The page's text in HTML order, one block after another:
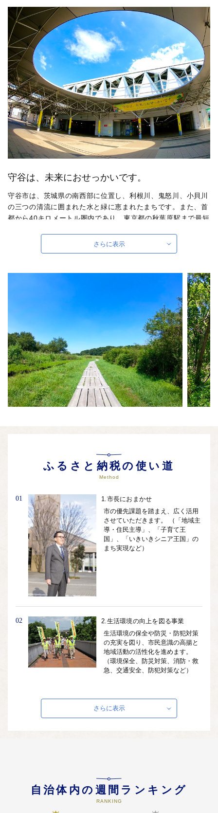
守谷は、未来におせっかいです。
守谷市は、茨城県の南西部に位置し、利根川、鬼怒川、小貝川
の三つの清流に囲まれた水と緑に恵まれたまちです。また、首
都から40キロメートル圏内であり、東京都の秋葉原駅まで最短
ように、都市機能の充実と自然環境の調和のとれたまちづくり
を積極的に進めてまいります。
自治体ホームページはこちら（外部サイト）
外部サイトへ遷移します。
個人情報の保護は遷移先サイトの方針に従います。
さらに表示
ふるさと納税の使い道
Method
01
1.市長におまかせ
市の優先課題を踏まえ、広く活用
させていただきます。 （「地域主
導・住民主導」、「子育て王
国」、「いきいきシニア王国」の
まち実現など）
02
2.生活環境の向上を図る事業
生活環境の保全や防災・防犯対策
の充実を図り、市民意識の高揚と
地域活動の活性化を進めます。
（環境保全、防災対策、消防・救
急、交通安全、防犯対策など）
3.健康福祉の増進を図る事業
子どもから高齢者まで誰もが、住
4.教育文化の振興を図る事業
子どもたちに豊かな心が育まれる
教育、誰もが生涯を通して学習で
さらに表示
自治体内の週間ランキング
RANKING